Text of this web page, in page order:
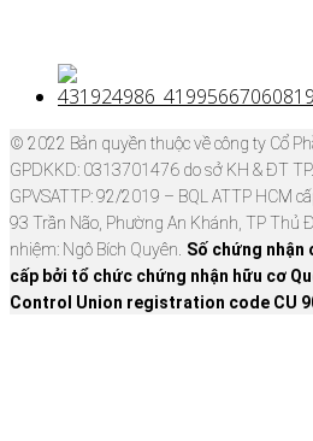
© 2022 Bản quyền thuộc về công ty Cổ
GPDKKD: 0313701476 do sở KH & ĐT
GPVSATTP: 92/2019 – BQL ATTP HCM
93 Trần Não, Phường An Khánh, TP Thủ
nhiệm: Ngô Bích Quyên. Số chứng
cấp bởi tổ chức chứng nhận hữu cơ
Control Union registration code CU